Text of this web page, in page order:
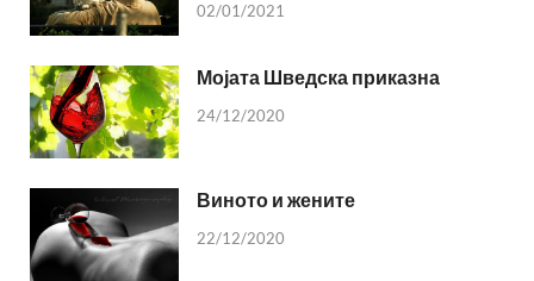
02/01/2021
Мојата Шведска приказна
24/12/2020
Виното и жените
22/12/2020